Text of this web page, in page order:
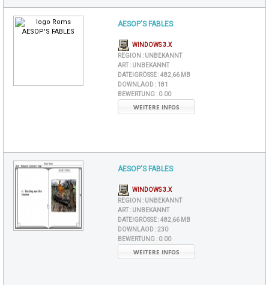
AESOP'S FABLES
WINDOWS 3.X
REGION : UNBEKANNT
ART : UNBEKANNT
DATEIGRÖSSE : 482,66 MB
DOWNLAOD : 181
BEWERTUNG : 0.00
WEITERE INFOS
AESOP'S FABLES
WINDOWS 3.X
REGION : UNBEKANNT
ART : UNBEKANNT
DATEIGRÖSSE : 482,66 MB
DOWNLAOD :230
BEWERTUNG : 0.00
WEITERE INFOS